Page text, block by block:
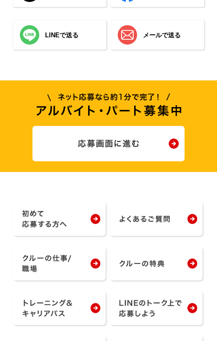
LINEで送る メールで送る